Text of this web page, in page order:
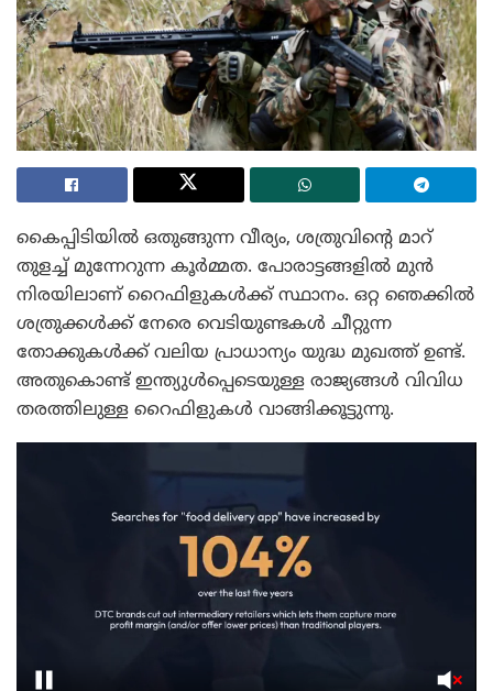
കൈപ്പിടിയിൽ ഒതുങ്ങുന്ന വീര്യം, ശത്രുവിന്റെ മാറ്
തുളച്ച് മുന്നേറുന്ന കൂർമ്മത. പോരാട്ടങ്ങളിൽ മുൻ
നിരയിലാണ് റൈഫിളുകൾക്ക് സ്ഥാനം. ഒറ്റ ഞെക്കിൽ
ശത്രുക്കൾക്ക് നേരെ വെടിയുണ്ടകൾ ചീറ്റുന്ന
തോക്കുകൾക്ക് വലിയ പ്രാധാന്യം യുദ്ധ മുഖത്ത് ഉണ്ട്.
അതുകൊണ്ട് ഇന്ത്യുൾപ്പെടെയുള്ള രാജ്യങ്ങൾ വിവിധ
തരത്തിലുള്ള റൈഫിളുകൾ വാങ്ങിക്കൂട്ടുന്നു.